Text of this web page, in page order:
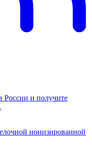
России и получите